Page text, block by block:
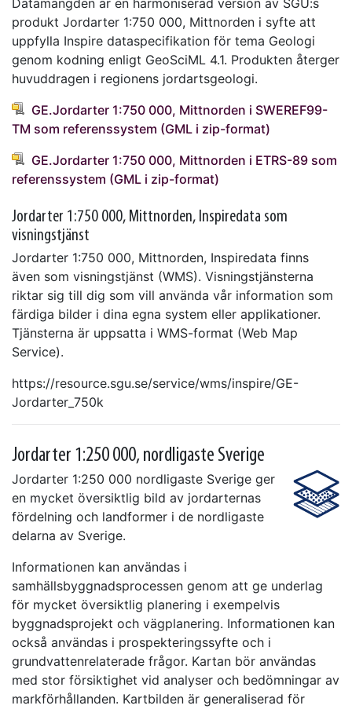
Datamängden är en harmoniserad version av SGU:s
produkt Jordarter 1:750 000, Mittnorden i syfte att
uppfylla Inspire dataspecifikation för tema Geologi
genom kodning enligt GeoSciML 4.1. Produkten återger
huvuddragen i regionens jordartsgeologi.
GE.Jordarter 1:750 000, Mittnorden i SWEREF99-
TM som referenssystem (GML i zip-format)
GE.Jordarter 1:750 000, Mittnorden i ETRS-89 som
referenssystem (GML i zip-format)
Jordarter 1:750 000, Mittnorden, Inspiredata som
visningstjänst
Jordarter 1:750 000, Mittnorden, Inspiredata finns
även som visningstjänst (WMS). Visningstjänsterna
riktar sig till dig som vill använda vår information som
färdiga bilder i dina egna system eller applikationer.
Tjänsterna är uppsatta i WMS-format (Web Map
Service).
https://resource.sgu.se/service/wms/inspire/GE-
Jordarter_750k
Jordarter 1:250 000, nordligaste Sverige
Jordarter 1:250 000 nordligaste Sverige ger
en mycket översiktlig bild av jordarternas
fördelning och landformer i de nordligaste
delarna av Sverige.
Informationen kan användas i
samhällsbyggnadsprocessen genom att ge underlag
för mycket översiktlig planering i exempelvis
byggnadsprojekt och vägplanering. Informationen kan
också användas i prospekteringssyfte och i
grundvattenrelaterade frågor. Kartan bör användas
med stor försiktighet vid analyser och bedömningar av
markförhållanden. Kartbilden är generaliserad för